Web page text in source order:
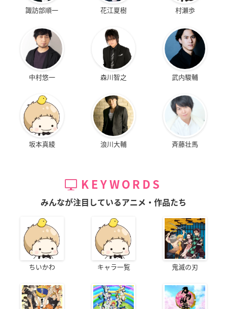
諏訪部順一 花江夏樹 村瀬歩
中村悠一 森川智之 武内駿輔
坂本真綾 浪川大輔 斉藤壮馬
KEYWORDS
みんなが注目しているアニメ・作品たち
ちいかわ キャラ一覧 鬼滅の刃